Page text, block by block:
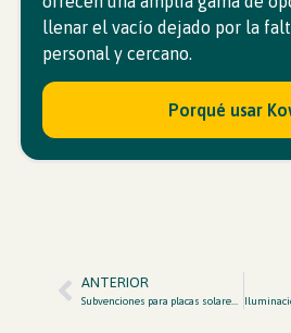
llenar el vacío dejado por la
personal y cercano.
Porqué usar
ANTERIOR
Subvenciones para placas solares en la Comunidad Valenciana: qué queda de verdad en 2026 (sin humo)